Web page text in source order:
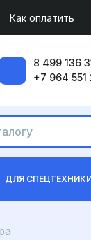
Как оплатить
8 499 136
+7 964 551
ДЛЯ